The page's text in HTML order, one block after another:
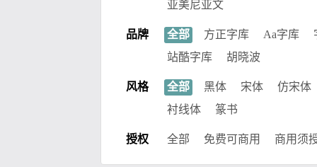
亚美尼亚文
品牌 全部 方正字库 Aa字库
站酷字库
胡晓波
风格 全部 黑体 宋体
仿宋体
衬线体
篆书
授权 全部 免费可商用 商用须